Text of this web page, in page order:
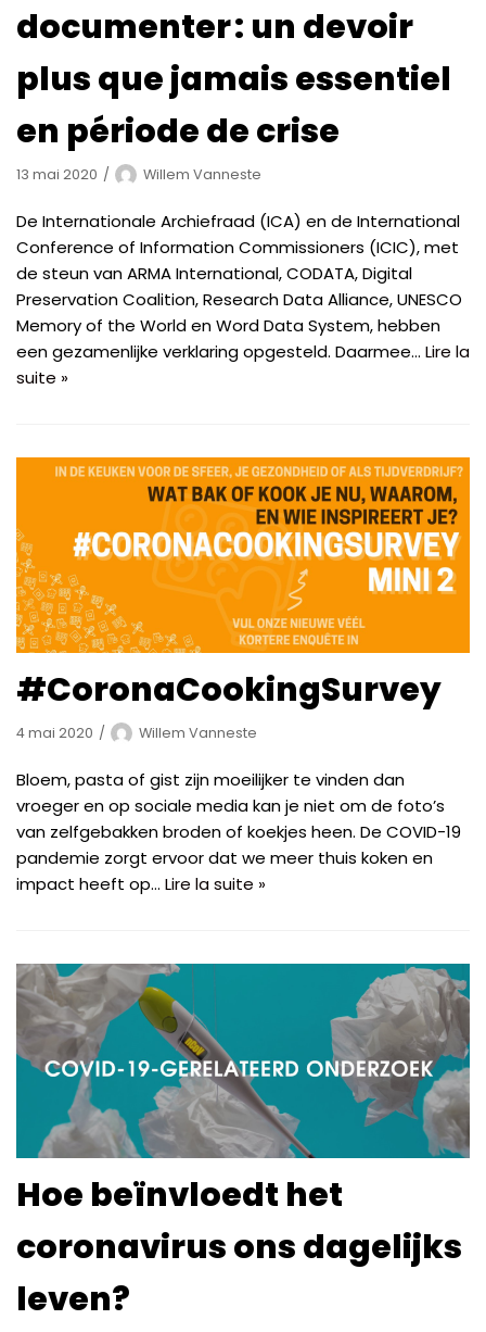
documenter : un devoir
plus que jamais essentiel
en période de crise
13 mai 2020 Willem Vanneste
De Internationale Archiefraad (ICA) en de International
Conference of Information Commissioners (ICIC), met
de steun van ARMA International, CODATA, Digital
Preservation Coalition, Research Data Alliance, UNESCO
Memory of the World en Word Data System, hebben
een gezamenlijke verklaring opgesteld. Daarmee… Lire la
suite »
#CoronaCookingSurvey
4 mai 2020 Willem Vanneste
Bloem, pasta of gist zijn moeilijker te vinden dan
vroeger en op sociale media kan je niet om de foto’s
van zelfgebakken broden of koekjes heen. De COVID-19
pandemie zorgt ervoor dat we meer thuis koken en
impact heeft op… Lire la suite »
Hoe beïnvloedt het
coronavirus ons dagelijks
leven?